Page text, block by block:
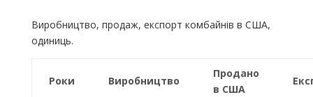
Виробництво, продаж, експорт комбайнів в США,
одиниць.
Роки Виробництво
Продано
в США